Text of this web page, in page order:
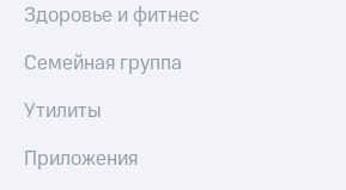
Пополнить
другого
интернета
Здоровье и фитнес
Семейная группа
Утилиты
Приложения